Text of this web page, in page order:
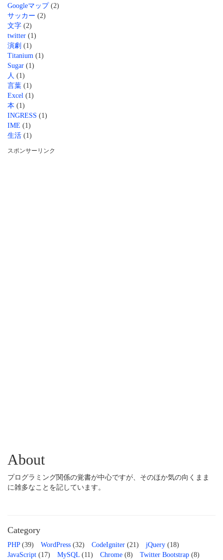
Googleマップ(2)
サッカー (2)
文字 (2)
twitter (1)
演劇 (1)
Titanium (1)
Sugar (1)
人 (1)
言葉 (1)
Excel (1)
本 (1)
INGRESS (1)
IME (1)
生活 (1)
スポンサーリンク
About
プログラミング関係の覚書が中心ですが、そのほか気の向くまま
に雑多なことを記しています。
Category
PHP(39) WordPress (32) CodeIgniter (21) jQuery (18)
JavaScript (17) MySQL (11) Chrome (8) Twitter Bootstrap (8)